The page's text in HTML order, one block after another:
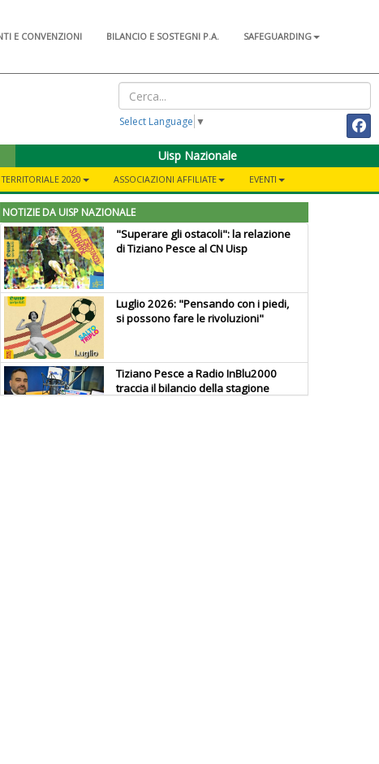
E CONVENZIONI BILANCIO E SOSTEGNI P.A.
SAFEGUARDING
Select Language ▼
Uisp Nazionale
2020 ASSOCIAZIONI AFFILIATE EVENTI
NOTIZIE DA UISP NAZIONALE
"Superare gli ostacoli": la relazione
di Tiziano Pesce al CN Uisp
Luglio 2026: "Pensando con i piedi,
si possono fare le rivoluzioni"
Tiziano Pesce a Radio InBlu2000
traccia il bilancio della stagione